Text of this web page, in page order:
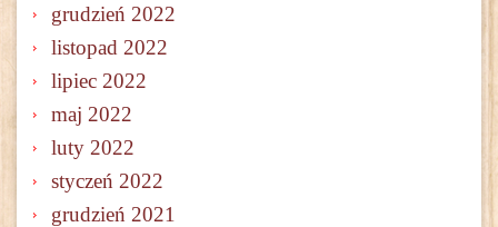
grudzień 2022
listopad 2022
lipiec 2022
maj 2022
luty 2022
styczeń 2022
grudzień 2021